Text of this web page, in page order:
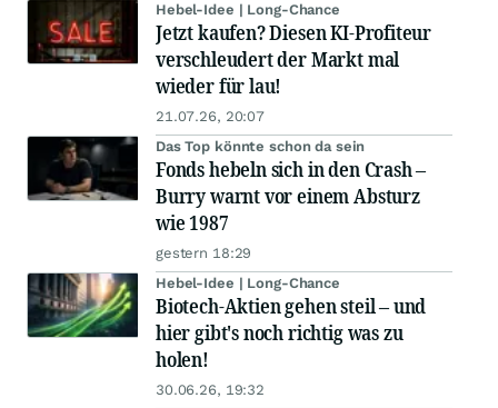
Hebel-Idee | Long-Chance
Jetzt kaufen? Diesen KI-Profiteur
verschleudert der Markt mal
wieder für lau!
21.07.26, 20:07
Das Top könnte schon da sein
Fonds hebeln sich in den Crash –
Burry warnt vor einem Absturz
wie 1987
gestern 18:29
Hebel-Idee | Long-Chance
Biotech-Aktien gehen steil – und
hier gibt's noch richtig was zu
holen!
30.06.26, 19:32